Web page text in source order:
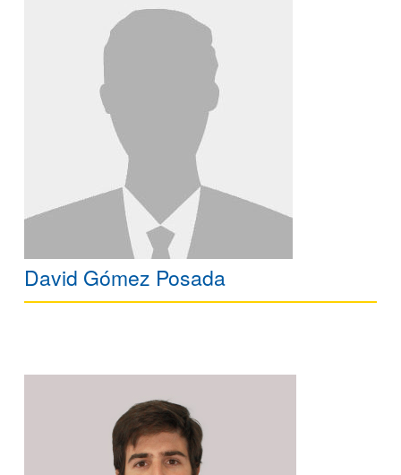
David Gómez Posada